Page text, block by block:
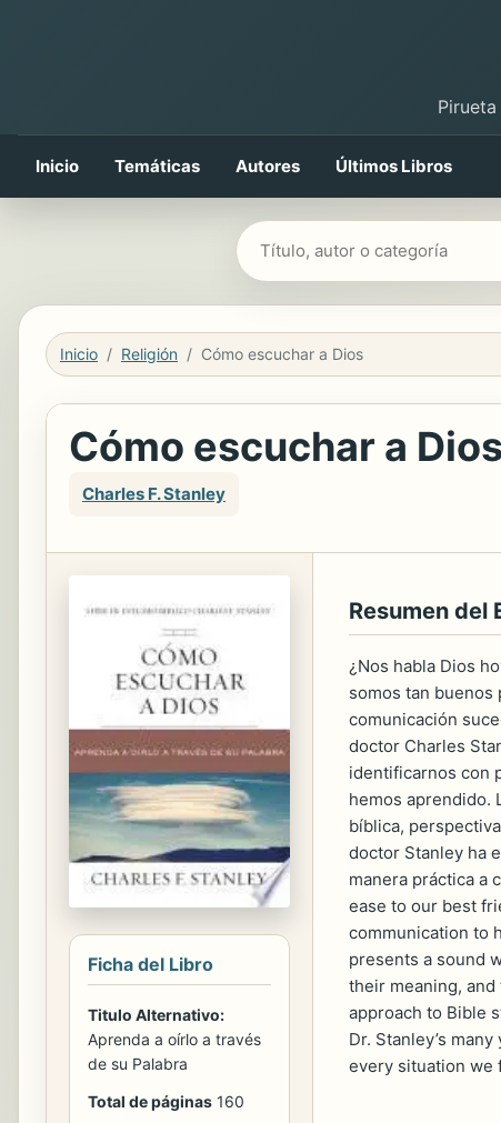
Inicio Temáticas Autores Últimos Libros
Buscar libros
Inicio Religión Cómo escuchar a Dios
Cómo escuchar a Dios
Charles F. Stanley
Ficha del Libro
Titulo Alternativo:
Aprenda a oírlo a través
de su Palabra
Total de páginas 160
Resumen del
¿Nos habla Dios
somos tan buenos
comunicación
doctor Charles
identificarnos con
hemos aprendido.
bíblica,
doctor Stanley ha
manera práctica a
ease to our best
communication to
presents a sound
their meaning,
approach to Bible
Dr. Stanley’s
every situation we